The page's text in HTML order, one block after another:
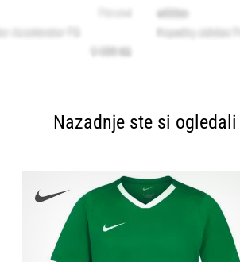
Nazadnje ste si ogledali